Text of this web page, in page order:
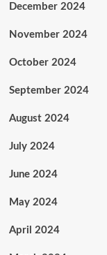
December 2024
November 2024
October 2024
September 2024
August 2024
July 2024
June 2024
May 2024
April 2024